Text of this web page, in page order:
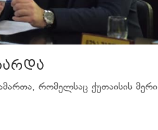
რომელსაც ქუთაისის მერი